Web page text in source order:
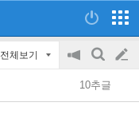
전체보기
공
지
on/off
검
색
글
쓰
10추글